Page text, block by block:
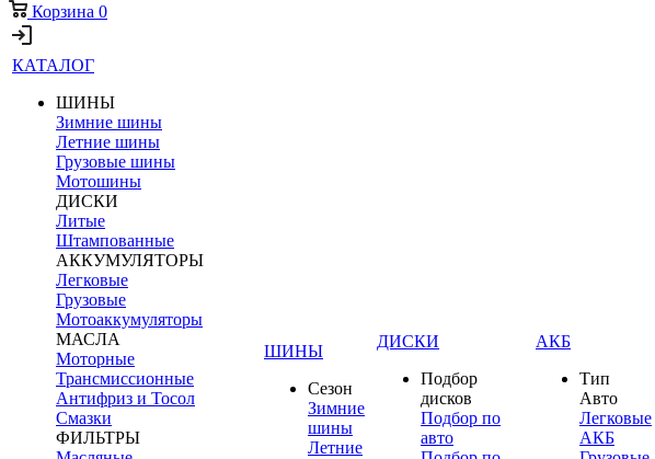
Корзина 0
КАТАЛОГ
ШИНЫ
Зимние шины
Летние шины
Грузовые шины
Мотошины
ДИСКИ
Литые
Штампованные
АККУМУЛЯТОРЫ
Легковые
Грузовые
Мотоаккумуляторы
МАСЛА
Моторные
Трансмиссионные
Антифриз и Тосол
Смазки
ФИЛЬТРЫ
ШИНЫ
Сезон
Зимние
шины
Летние
ДИСКИ
Подбор
дисков
Подбор по
авто
АКБ
Тип
Авто
Легковые
АКБ